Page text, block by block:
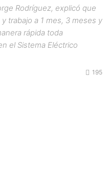
Rodríguez, explicó que
trabajo a 1 mes, 3 meses y
rápida toda
el Sistema Eléctrico
195